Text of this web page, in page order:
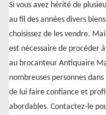
Si vous avez hérité de
au fil des années divers
choisissez de les vendre.
est nécessaire de procéder
au brocanteur Antiquaire
nombreuses personnes
de lui faire confiance et
abordables. Contactez-le